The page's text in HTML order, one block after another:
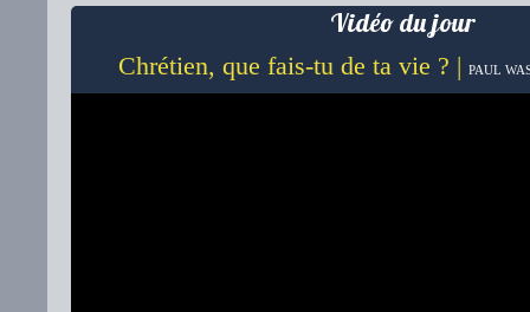
Vidéo du jour
Chrétien, que fais-tu de ta vie ? | PAUL